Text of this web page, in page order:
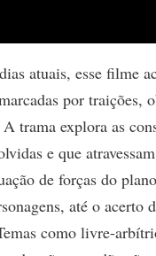
atuais, esse filme
por traições,
trama explora as
e que
de forças do
até o acerto
como livre-